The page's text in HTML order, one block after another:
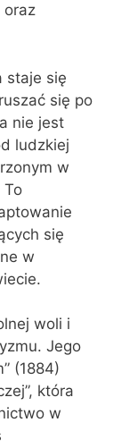
oraz
staje się
się po
nie jest
ludzkiej
w
To
się
w
woli i
Jego
(1884)
która
w